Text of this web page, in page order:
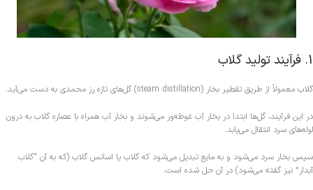
1. فرآیند تولید گلاب
گلاب معمولاً از طریق تقطیر بخار (steam distillation) گل‌های تازه رز محمدی به دست می‌آید.
در این فرآیند، گل‌ها ابتدا در بخار آب غوطه‌ور می‌شوند و بخار آب همراه با عصاره گلاب به درون
لوله‌های سرد انتقال می‌یابد.
سپس بخار سرد می‌شود و به مایع تبدیل می‌شود که گلاب یا اسانس گلاب (که به آن “گلاب
آبدار” نیز گفته می‌شود) در آن حل شده است.